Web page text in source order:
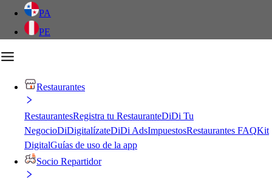
PA
PE
Restaurantes
RestaurantesRegistra tu RestauranteDiDi Tu
NegocioDiDigitalízateDiDi AdsImpuestosRestaurantes FAQKit
DigitalGuías de uso de la app
Socio Repartidor